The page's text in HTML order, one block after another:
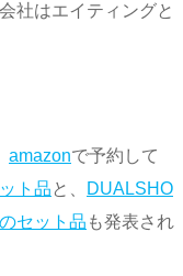
社はエイティングと
amazonで予約して
ト品 と、
DUALSHO
セット品 も発表され